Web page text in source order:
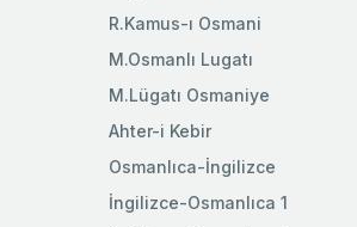
R.Kamus-ı Osmani
M.Osmanlı Lugatı
M.Lügatı Osmaniye
Ahter-i Kebir
Osmanlıca-İngilizce
İngilizce-Osmanlıca 1